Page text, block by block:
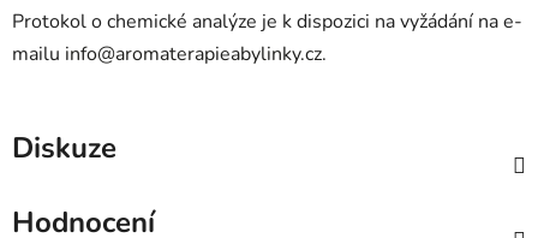
Protokol o chemické analýze je k dispozici na vyžádání na e-
mailu info@aromaterapieabylinky.cz.
Diskuze
Hodnocení